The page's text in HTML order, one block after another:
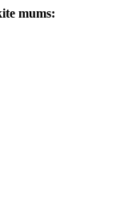
mums: